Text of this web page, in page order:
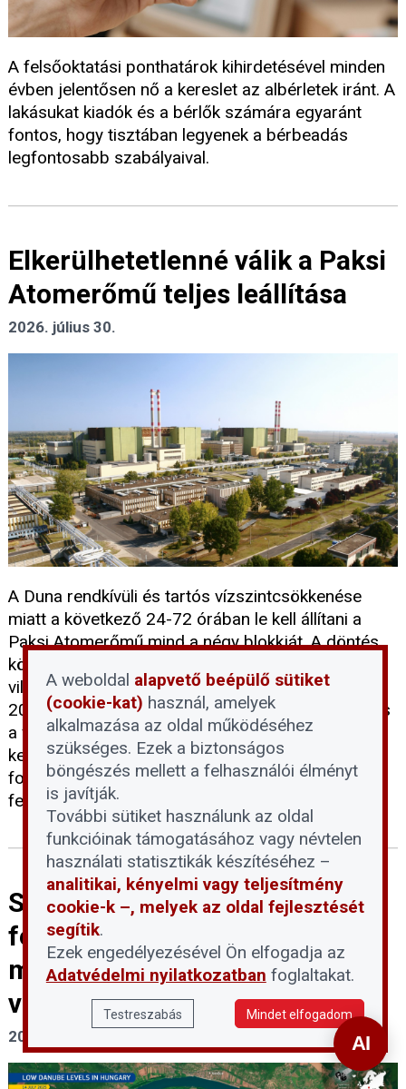
A felsőoktatási ponthatárok kihirdetésével minden
évben jelentősen nő a kereslet az albérletek iránt. A
lakásukat kiadók és a bérlők számára egyaránt
fontos, hogy tisztában legyenek a bérbeadás
legfontosabb szabályaival.
Elkerülhetetlenné válik a Paksi
Atomerőmű teljes leállítása
2026. július 30.
A Duna rendkívüli és tartós vízszintcsökkenése
miatt a következő 24-72 órában le kell állítani a
Paksi Atomerőmű mind a négy blokkját. A döntés
következtében átmenetileg megszűnik a hazai
villamosenergia-termelés mintegy felét adó, közel
2000 MW-os kapacitás. Az erőmű szakemberei és
a vízügyi hatóságok felkészültek a helyzet
kezelésére: az álló blokkok biztonsági hűtése
folyamatosan biztosított, a lakosságot pedig
felelős és takarékos áramhasználatra kérik.
Szigorúan tilos belépni a Duna
felszínre került
mederszakaszaiba a
vízbázisvédelmi területeken
2026. július 30.
A weboldal alapvető beépülő sütiket
(cookie-kat) használ, amelyek
alkalmazása az oldal működéséhez
szükséges. Ezek a biztonságos
böngészés mellett a felhasználói élményt
is javítják.
További sütiket használunk az oldal
funkcióinak támogatásához vagy névtelen
használati statisztikák készítéséhez –
analitikai, kényelmi vagy teljesítmény
cookie-k –, melyek az oldal fejlesztését
segítik.
Ezek engedélyezésével Ön elfogadja az
Adatvédelmi nyilatkozatban foglaltakat.
Testreszabás Mindet elfogadom